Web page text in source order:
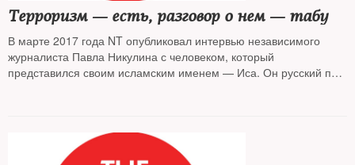
Терроризм — есть, разговор о нем — табу
В марте 2017 года NT опубликовал интервью независимого
журналиста Павла Никулина с человеком, который
представился своим исламским именем — Иса. Он русский по
независимых профсоюзов — ради этого пошел работать на
завод в Калуге, разочаровался и в левом движении, и в